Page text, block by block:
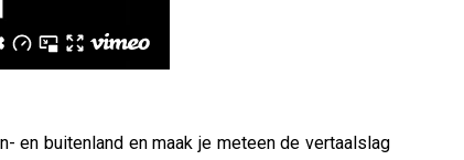
en buitenland en maak je meteen de vertaalslag